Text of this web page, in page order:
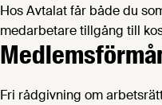
Hos Avtalat får både du
medarbetare tillgång till
Fri rådgivning om